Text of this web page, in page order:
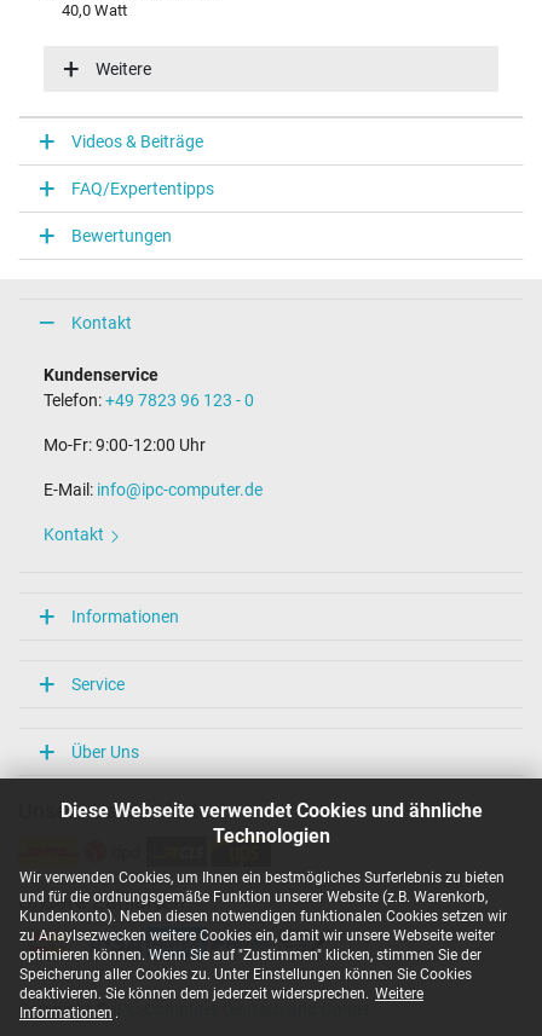
Diese Webseite verwendet Cookies und ähnliche
Technologien
Wir verwenden Cookies, um Ihnen ein bestmögliches Surferlebnis zu bieten
und für die ordnungsgemäße Funktion unserer Website (z.B. Warenkorb,
Kundenkonto). Neben diesen notwendigen funktionalen Cookies setzen wir
zu Anaylsezwecken weitere Cookies ein, damit wir unsere Webseite weiter
optimieren können. Wenn Sie auf "Zustimmen" klicken, stimmen Sie der
Speicherung aller Cookies zu. Unter Einstellungen können Sie Cookies
deaktivieren. Sie können dem jederzeit widersprechen. Weitere
Informationen .
40,0 Watt
100-240V / 50-60Hz
Notebook Stecker
Steckertyp / -form
rund / –
Steckerlänge (mm)
11,0 mm
5,5 mm / 2,5 mm
Länge Anschlusskabel (m) (ca.)
1.75 m
Maße
Länge / Breite / Höhe
Überlast-, kurzschluss- und überhitzungsgeschützt
CCC
PSE
TÜV Geprüfte Sicherheit
UL Nachhaltigkeit
Ukraine Safety
Kategorisierung
Kategorie
Netzteil
Weitere
Videos & Beiträge
FAQ/Expertentipps
Bewertungen
Kontakt
Kundenservice
Telefon:+49 7823 96 123 - 0
Mo-Fr: 9:00-12:00 Uhr
E-Mail: info@ipc-computer.de
Kontakt
Informationen
Service
Über Uns
Unsere Versandarten
Unsere Zahlarten
Copyright ©